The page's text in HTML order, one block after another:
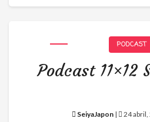
PODCAST
Podcast 11×12
SeiyaJapon| 24 abril,